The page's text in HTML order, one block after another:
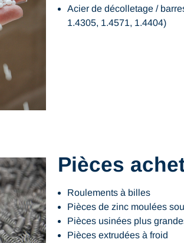
Acier de décolletage /
1.4305, 1.4571, 1.4404)
Pièces
Roulements à billes
Pièces de zinc moulées
Pièces usinées plus
Pièces extrudées à froid